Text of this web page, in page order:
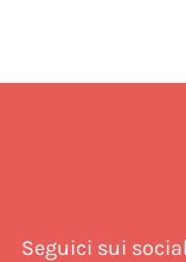
Seguici sui